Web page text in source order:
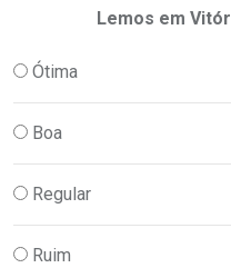
Lemos em
Ótima
Boa
Regular
Ruim